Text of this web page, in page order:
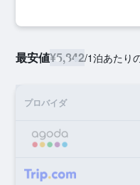
最安値¥5,842/1泊あたり
プロバイダ